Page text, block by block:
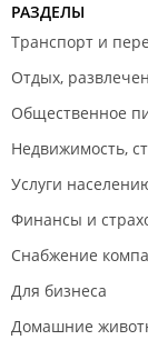
РАЗДЕЛЫ
Транспорт и
Отдых,
Общественное
Недвижимость,
Услуги
Финансы и
Снабжение
Для бизнеса
Домашние